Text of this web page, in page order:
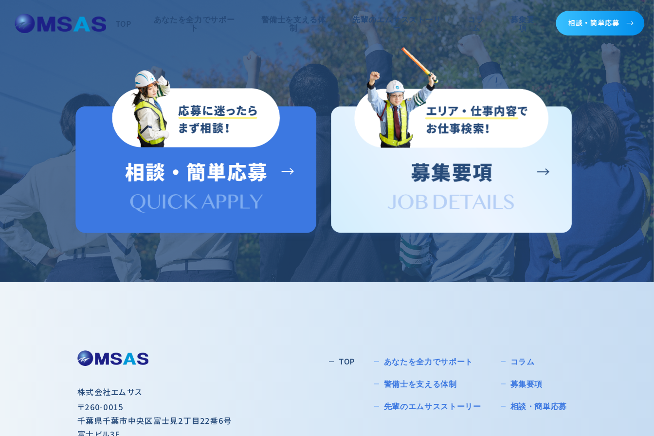
TOP
あなたを全力でサポー
ト
警備士を支える体
制
先輩のエムサスストーリ
ー
コラ
ム
募集要
項
株式会社エムサス
〒260-0015
千葉県千葉市中央区富士見2丁目22番6号
TOP あなたを全力でサポート
警備士を支える体制
先輩のエムサスストーリー
コラム
募集要項
相談・簡単応募